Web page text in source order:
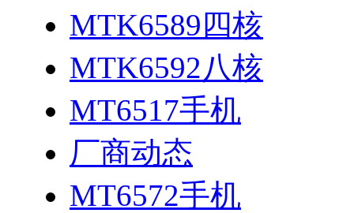
MTK6589四核
MTK6592八核
MT6517手机
厂商动态
MT6572手机